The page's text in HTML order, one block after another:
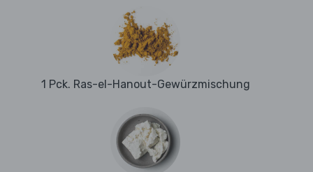
1 Pck. Ras-el-Hanout-Gewürzmischung